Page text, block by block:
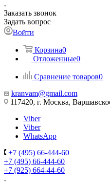
Заказать звонок
Задать вопрос
Войти
Корзина0
Отложенные0
Сравнение товаров0
kranvam@gmail.com
117420, г. Москва,
Viber
Viber
WhatsApp
+7 (495) 66-444-60
+7 (495) 66-444-60
+7 (925) 664-44-60